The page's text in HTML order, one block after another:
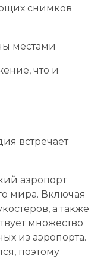
снимков
местами
что и
встречает
аэропорт
мира. Включая
а также
множество
из аэропорта.
поэтому